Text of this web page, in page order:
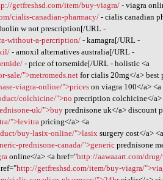
getfreshsd.com/item/buy-viagra/ - viagra
cialis-canadian-pharmacy/- cialis canadian
w not prescription[/URL -
without-a-percription/ - kamagra[/URL -
- amoxil alternatives australia[/URL -
- price of torsemide[/URL - holistic <a
sale/">metromeds.net for cialis 20mg</a> best
viagra-online/">priceson viagra 100</a> <a
colchicine/">no precription colchicine</a>
uk/">buyprednisone uk</a> discount
">levitra pricing</a> <a
buy-lasix-online/">lasixsurgery cost</a> <a
prednisone-canada/">genericprednisone
online</a> <a href="http://aawaaart.com/
http://getfreshsd.com/item/buy-viagra/